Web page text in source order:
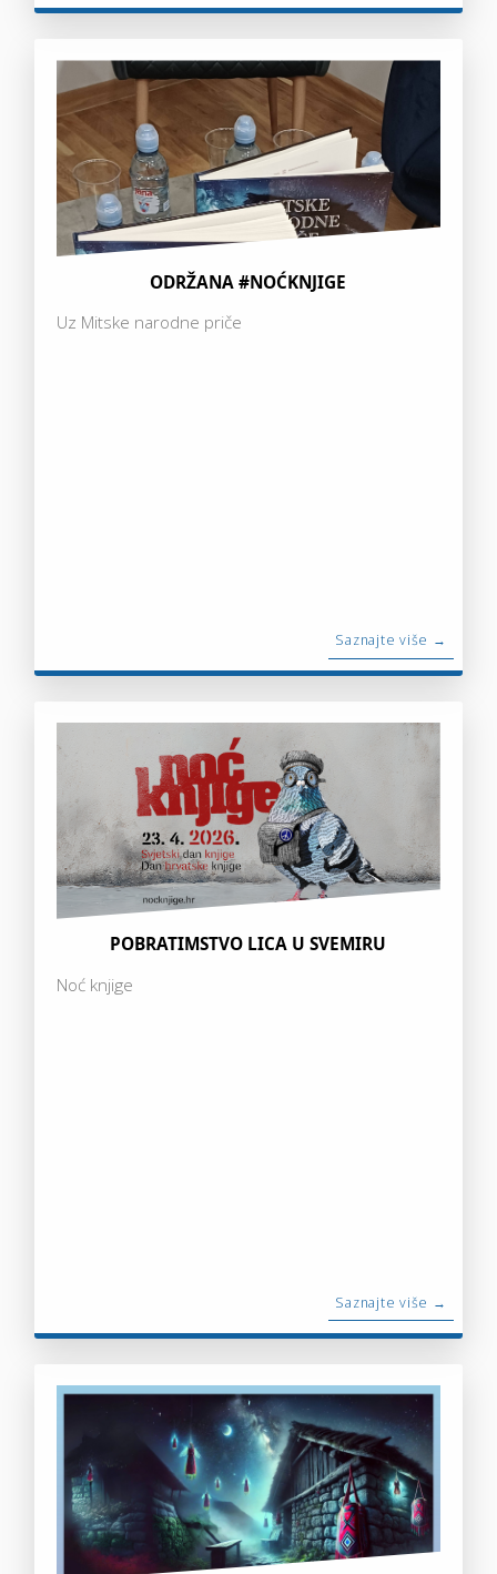
ODRŽANA #NOĆKNJIGE
Uz Mitske narodne priče
Saznajte više →
POBRATIMSTVO LICA U SVEMIRU
Noć knjige
Saznajte više →